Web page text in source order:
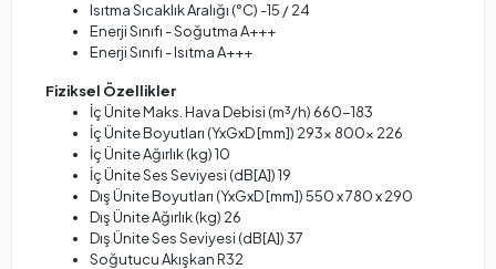
Isıtma Sıcaklık Aralığı (°C) -15 / 24
Enerji Sınıfı - Soğutma A+++
Enerji Sınıfı - Isıtma A+++
Fiziksel Özellikler
İç Ünite Maks. Hava Debisi (m³/h) 660-183
İç Ünite Boyutları (YxGxD [mm]) 293x 800x 226
İç Ünite Ağırlık (kg) 10
İç Ünite Ses Seviyesi (dB[A]) 19
Dış Ünite Boyutları (YxGxD [mm]) 550 x 780 x 290
Dış Ünite Ağırlık (kg) 26
Dış Ünite Ses Seviyesi (dB[A]) 37
Soğutucu Akışkan R32